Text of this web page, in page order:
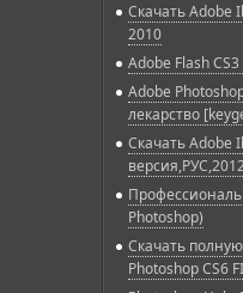
Скачать Adobe
2010
Adobe Flash
Adobe
лекарство
Скачать Adobe
Photoshop)
Скачать
Photoshop CS6